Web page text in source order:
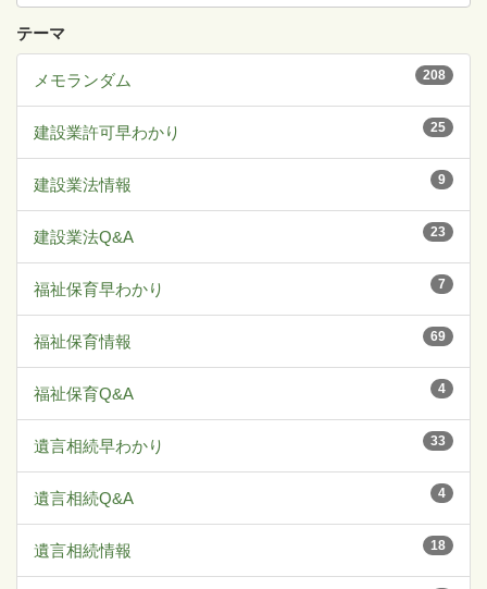
テーマ
208
メモランダム
25
建設業許可早わかり
9
建設業法情報
23
建設業法Q&A
7
福祉保育早わかり
69
福祉保育情報
4
福祉保育Q&A
33
遺言相続早わかり
4
遺言相続Q&A
18
遺言相続情報